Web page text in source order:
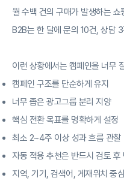
월 수백 건의 구매가 발생하는 쇼
B2B는 한 달에 문의 10건, 상담
이런 상황에서는 캠페인을 너무
캠페인 구조를 단순하게 유지
너무 좁은 광고그룹 분리 지양
핵심 전환 목표를 명확하게 설정
최소 2~4주 이상 성과 흐름 관찰
자동 적용 추천은 반드시 검토 후
지역, 기기, 검색어, 게재위치 중